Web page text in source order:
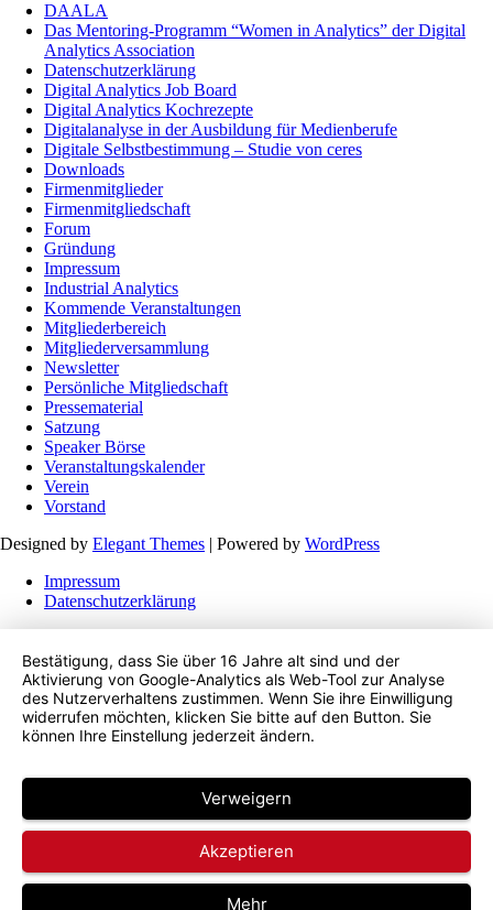
DAALA
Das Mentoring-Programm “Women in Analytics” der Digital
Analytics Association
Datenschutzerklärung
Digital Analytics Job Board
Digital Analytics Kochrezepte
Digitalanalyse in der Ausbildung für Medienberufe
Digitale Selbstbestimmung – Studie von ceres
Downloads
Firmenmitglieder
Firmenmitgliedschaft
Forum
Gründung
Impressum
Industrial Analytics
Kommende Veranstaltungen
Mitgliederbereich
Mitgliederversammlung
Newsletter
Persönliche Mitgliedschaft
Pressematerial
Satzung
Speaker Börse
Veranstaltungskalender
Verein
Vorstand
Designed by Elegant Themes | Powered by WordPress
Impressum
Datenschutzerklärung
Bestätigung, dass Sie über 16 Jahre alt sind und der
Aktivierung von Google-Analytics als Web-Tool zur Analyse
des Nutzerverhaltens zustimmen. Wenn Sie ihre Einwilligung
widerrufen möchten, klicken Sie bitte auf den Button. Sie
können Ihre Einstellung jederzeit ändern.
Verweigern
Akzeptieren
Mehr